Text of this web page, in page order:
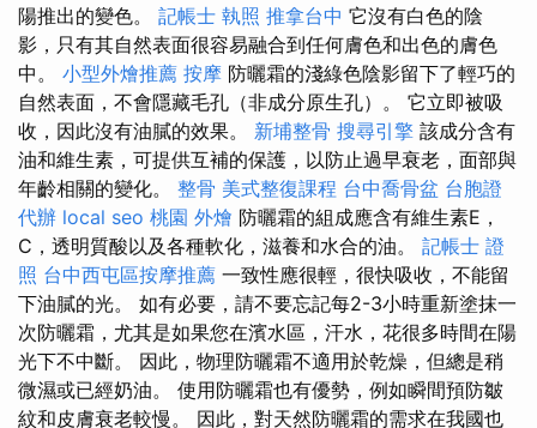
陽推出的變色。 記帳士 執照 推拿台中 它沒有白色的陰
影，只有其自然表面很容易融合到任何膚色和出色的膚色
中。 小型外燴推薦 按摩 防曬霜的淺綠色陰影留下了輕巧的
自然表面，不會隱藏毛孔（非成分原生孔）。 它立即被吸
收，因此沒有油膩的效果。 新埔整骨 搜尋引擎 該成分含有
油和維生素，可提供互補的保護，以防止過早衰老，面部與
年齡相關的變化。 整骨 美式整復課程 台中喬骨盆 台胞證
代辦 local seo 桃園 外燴 防曬霜的組成應含有維生素E，
C，透明質酸以及各種軟化，滋養和水合的油。 記帳士 證
照 台中西屯區按摩推薦 一致性應很輕，很快吸收，不能留
下油膩的光。 如有必要，請不要忘記每2-3小時重新塗抹一
次防曬霜，尤其是如果您在濱水區，汗水，花很多時間在陽
光下不中斷。 因此，物理防曬霜不適用於乾燥，但總是稍
微濕或已經奶油。 使用防曬霜也有優勢，例如瞬間預防皺
紋和皮膚衰老較慢。 因此，對天然防曬霜的需求在我國也